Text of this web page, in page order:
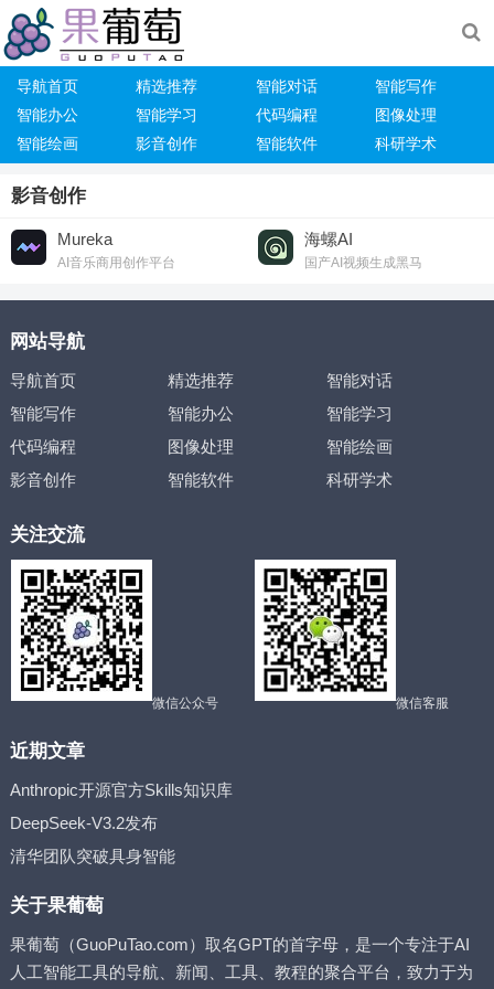
导航首页 精选推荐 智能对话
智能写作
智能办公
智能学习 代码编程
图像处理
智能绘画
影音创作 智能软件 科研学术
影音创作
Mureka
AI音乐商用创作平台
海螺AI
国产AI视频生成黑马
网站导航
导航首页 精选推荐
智能对话
智能写作
智能办公
智能学习
代码编程
图像处理
智能绘画
影音创作
智能软件 科研学术
关注交流
微信公众号 微信客服
近期文章
Anthropic开源官方Skills知识库
DeepSeek-V3.2发布
清华团队突破具身智能
关于果葡萄
果葡萄（GuoPuTao.com）取名GPT的首字母，是一个专注于AI
人工智能工具的导航、新闻、工具、教程的聚合平台，致力于为